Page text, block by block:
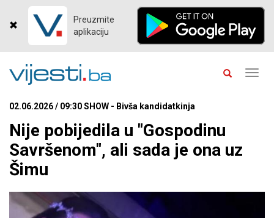
Preuzmite
aplikaciju
02.06.2026 / 09:30 SHOW - Bivša kandidatkinja
Nije pobijedila u "Gospodinu
Savršenom", ali sada je ona uz
Šimu